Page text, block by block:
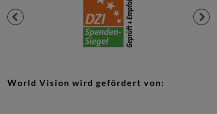
Previous Next
World Vision wird gefördert von: